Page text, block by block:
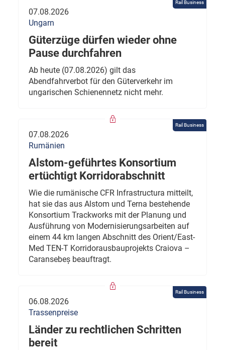
Rail Business
07.08.2026
Ungarn
Güterzüge dürfen wieder ohne
Pause durchfahren
Ab heute (07.08.2026) gilt das
Abendfahrverbot für den Güterverkehr im
ungarischen Schienennetz nicht mehr.
Rail Business
07.08.2026
Rumänien
Alstom-geführtes Konsortium
ertüchtigt Korridorabschnitt
Wie die rumänische CFR Infrastructura mitteilt,
hat sie das aus Alstom und Terna bestehende
Konsortium Trackworks mit der Planung und
Ausführung von Modernisierungsarbeiten auf
einem 44 km langen Abschnitt des Orient/East-
Med TEN-T Korridorausbauprojekts Craiova –
Caransebeș beauftragt.
Rail Business
06.08.2026
Trassenpreise
Länder zu rechtlichen Schritten
bereit